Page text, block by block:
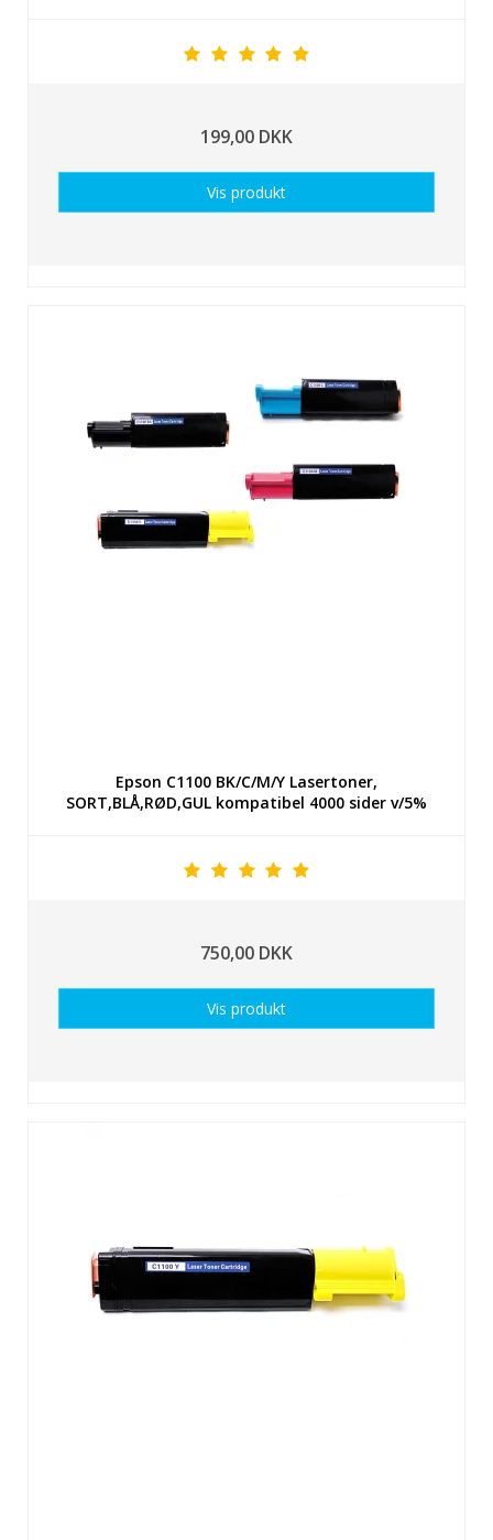
199,00 DKK
Vis produkt
Epson C1100 BK/C/M/Y Lasertoner,
SORT,BLÅ,RØD,GUL kompatibel 4000 sider v/5%
750,00 DKK
Vis produkt